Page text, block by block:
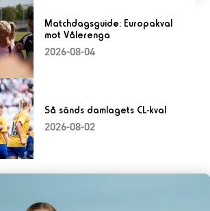
Matchdagsguide: Europakval
mot Vålerenga
2026-08-04
Så sänds damlagets CL-kval
2026-08-02